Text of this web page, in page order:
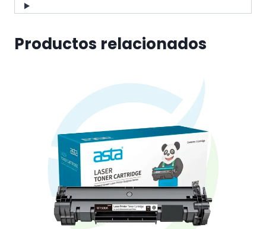
Productos relacionados